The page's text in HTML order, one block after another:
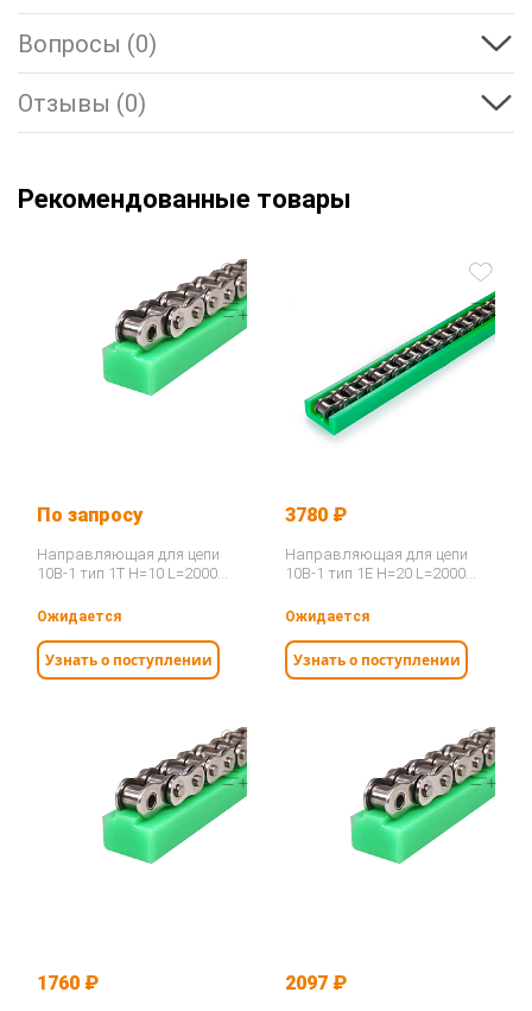
Вопросы (0)
Отзывы (0)
Рекомендованные товары
По запросу
Направляющая для цепи
10B-1 тип 1Т H=10 L=2000
Ожидается
Узнать о поступлении
3780 ₽
Направляющая для цепи
10B-1 тип 1E H=20 L=2000
Ожидается
Узнать о поступлении
1760 ₽ 2097 ₽